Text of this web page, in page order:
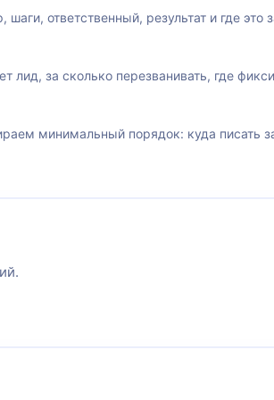
ответственный, результат и где это
за сколько перезванивать, где
минимальный порядок: куда писать